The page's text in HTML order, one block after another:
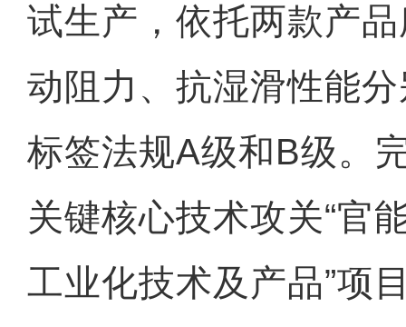
试生产，依托两款产
动阻力、抗湿滑性能
标签法规A级和B级。
关键核心技术攻关“官
工业化技术及产品”项